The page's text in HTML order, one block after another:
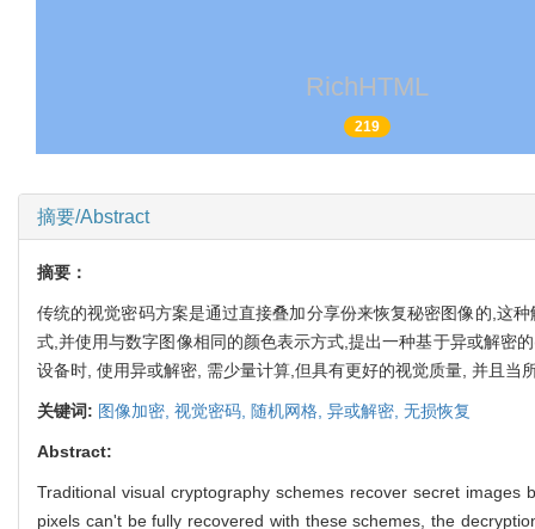
摘要/Abstract
传统的视觉密码方案是通过直接叠加分享份来恢复秘密图像的,这
式,并使用与数字图像相同的颜色表示方式,提出一种基于异或解密
Traditional visual cryptography schemes recover secret